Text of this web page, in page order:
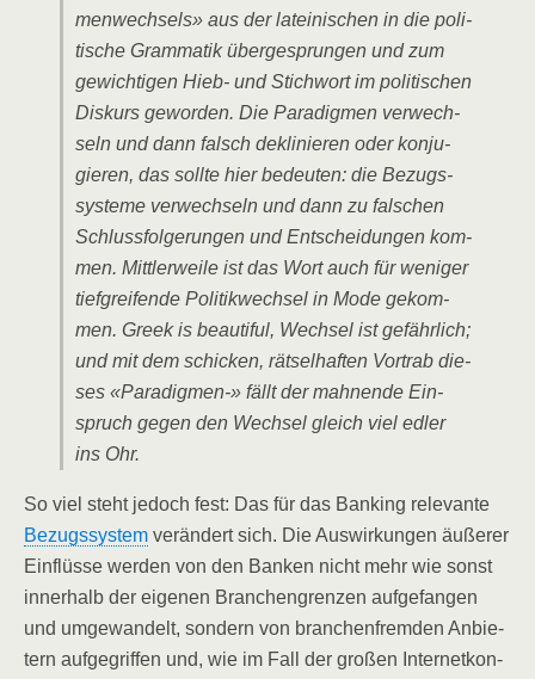
men­wech­sels» aus der latei­ni­schen in die poli­
ti­sche Gram­ma­tik über­ge­sprun­gen und zum
gewich­ti­gen Hieb- und Stich­wort im poli­ti­schen
Dis­kurs gewor­den. Die Para­dig­men ver­wech­
seln und dann falsch dekli­nie­ren oder kon­ju­
gie­ren, das soll­te hier bedeu­ten: die Bezugs­
sys­te­me ver­wech­seln und dann zu fal­schen
Schluss­fol­ge­run­gen und Ent­schei­dun­gen kom­
men. Mitt­ler­wei­le ist das Wort auch für weni­ger
tief­grei­fen­de Poli­tik­wech­sel in Mode gekom­
men. Greek is beau­tiful, Wech­sel ist gefähr­lich;
und mit dem schi­cken, rät­sel­haf­ten Vor­trab die­
ses «Para­dig­men-» fällt der mah­nen­de Ein­
spruch gegen den Wech­sel gleich viel edler
ins Ohr.
So viel steht jedoch fest: Das für das Ban­king rele­van­te
Bezugs­sys­tem ver­än­dert sich. Die Aus­wir­kun­gen äuße­rer
Ein­flüs­se wer­den von den Ban­ken nicht mehr wie sonst
inner­halb der eige­nen Bran­chen­gren­zen auf­ge­fan­gen
und umge­wan­delt, son­dern von bran­chen­frem­den Anbie­
tern auf­ge­grif­fen und, wie im Fall der gro­ßen Inter­net­kon­